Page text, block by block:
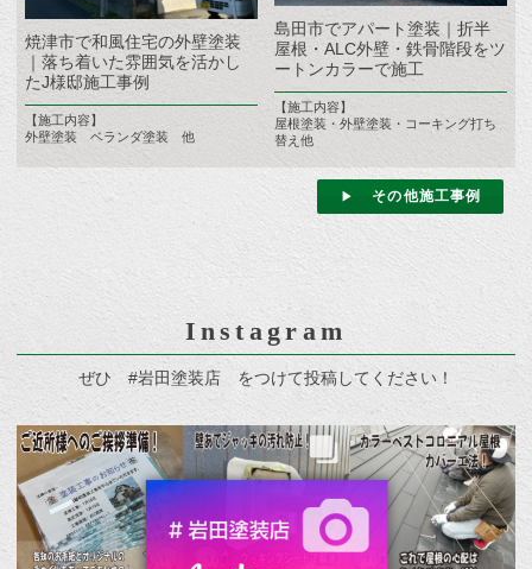
焼津市で和風住宅の外壁塗装
｜落ち着いた雰囲気を活かし
たJ様邸施工事例
【施工内容】
外壁塗装 ベランダ塗装 他
島田市でアパート塗装｜折半
屋根・ALC外壁・鉄骨階段をツ
ートンカラーで施工
【施工内容】
屋根塗装・外壁塗装・コーキング打ち
替え他
その他施工事例
Instagram
ぜひ #岩田塗装店 をつけて投稿してください！